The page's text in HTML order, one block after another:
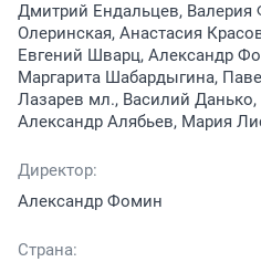
Дмитрий Ендальцев, Валерия
Олеринская, Анастасия
Евгений Шварц, Александр
Маргарита Шабардыгина,
Лазарев мл., Василий
Александр Алябьев, Мария
Директор:
Александр Фомин
Страна: